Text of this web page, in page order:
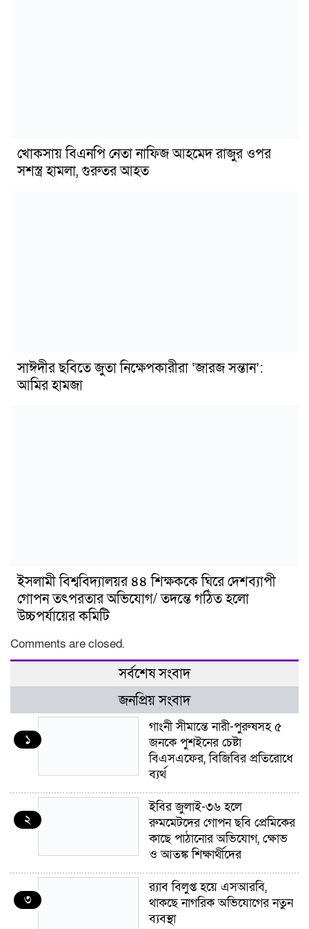
খোকসায় বিএনপি নেতা নাফিজ আহমেদ রাজুর ওপর
সশস্ত্র হামলা, গুরুতর আহত
সাঈদীর ছবিতে জুতা নিক্ষেপকারীরা ‘জারজ সন্তান’:
আমির হামজা
ইসলামী বিশ্ববিদ্যালয়র ৪৪ শিক্ষককে ঘিরে দেশব্যাপী
গোপন তৎপরতার অভিযোগ/ তদন্তে গঠিত হলো
উচ্চপর্যায়ের কমিটি
Comments are closed.
সর্বশেষ সংবাদ
জনপ্রিয় সংবাদ
১
গাংনী সীমান্তে নারী-পুরুষসহ ৫
জনকে পুশইনের চেষ্টা
বিএসএফের, বিজিবির প্রতিরোধে
ব্যর্থ
২
ইবির জুলাই-৩৬ হলে
রুমমেটদের গোপন ছবি প্রেমিকের
কাছে পাঠানোর অভিযোগ, ক্ষোভ
ও আতঙ্ক শিক্ষার্থীদের
৩
র‍্যাব বিলুপ্ত হয়ে এসআরবি,
থাকছে নাগরিক অভিযোগের নতুন
ব্যবস্থা